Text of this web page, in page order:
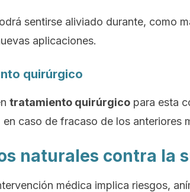
sentirse aliviado durante, como
aplicaciones.
quirúrgico
tratamiento quirúrgico para esta
caso de fracaso de los anteriores
naturales contra la
médica implica riesgos,